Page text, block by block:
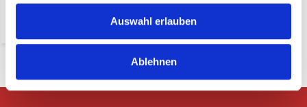
Auswahl erlauben
Ablehnen